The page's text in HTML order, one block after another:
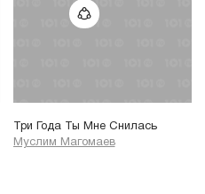
Три Года Ты Мне Снилась
Муслим Магомаев